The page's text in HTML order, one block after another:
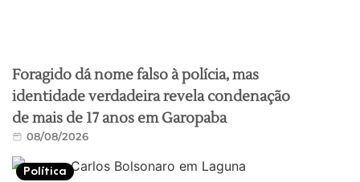
Foragido dá nome falso à polícia, mas
identidade verdadeira revela condenação
de mais de 17 anos em Garopaba
08/08/2026
Política